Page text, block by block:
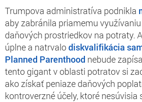
Trumpova administratíva podnikla
aby zabránila priamemu
daňových prostriedkov na potraty.
úplne a natrvalodiskvalifikácia
Planned Parenthood nebude
tento gigant v oblasti potratov si
ako získať peniaze daňových
kontroverzné účely, ktoré nesúvisia